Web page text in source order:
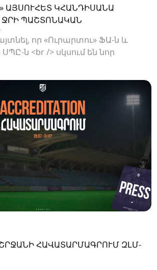
ԱՅՍՈՒՀԵՏ ԿՀԱՆԴԻՍԱՆԱ
ՋՐԻ ՊԱՇՏՈՆԱԿԱՆ
որ «Ուրարտու» ՖԱ-ն և
ն <br /> սկսում են նոր
ՀԱՎԱՏԱՐՄԱԳՐՈՒՄ ԶԼՄ-